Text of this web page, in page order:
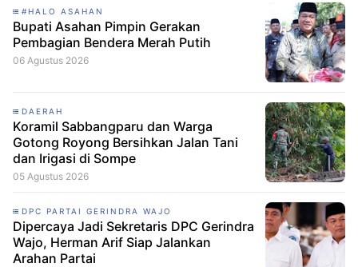
#HALO ASAHAN
Bupati Asahan Pimpin Gerakan
Pembagian Bendera Merah Putih
06 Agustus 2026
DAERAH
Koramil Sabbangparu dan Warga
Gotong Royong Bersihkan Jalan Tani
dan Irigasi di Sompe
05 Agustus 2026
DPC PARTAI GERINDRA WAJO
Dipercaya Jadi Sekretaris DPC Gerindra
Wajo, Herman Arif Siap Jalankan
Arahan Partai